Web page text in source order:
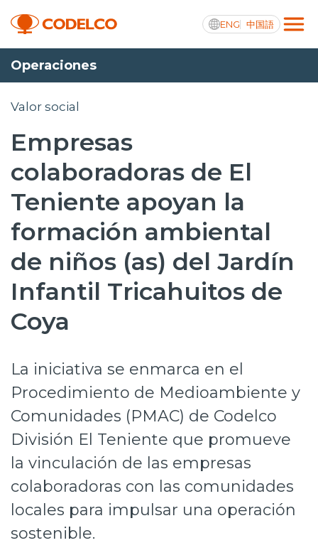
ENG 中国語
Transparencia activa
Nosotros
Prensa
Trabaja en Codelco
Transparencia activa
Canales de denuncia
Proveedores
Acceso trabajadores/as
Operaciones
Valor social
Empresas
colaboradoras de El
Teniente apoyan la
formación ambiental
de niños (as) del Jardín
Infantil Tricahuitos de
Coya
La iniciativa se enmarca en el
Procedimiento de Medioambiente y
Comunidades (PMAC) de Codelco
División El Teniente que promueve
la vinculación de las empresas
colaboradoras con las comunidades
locales para impulsar una operación
sostenible.